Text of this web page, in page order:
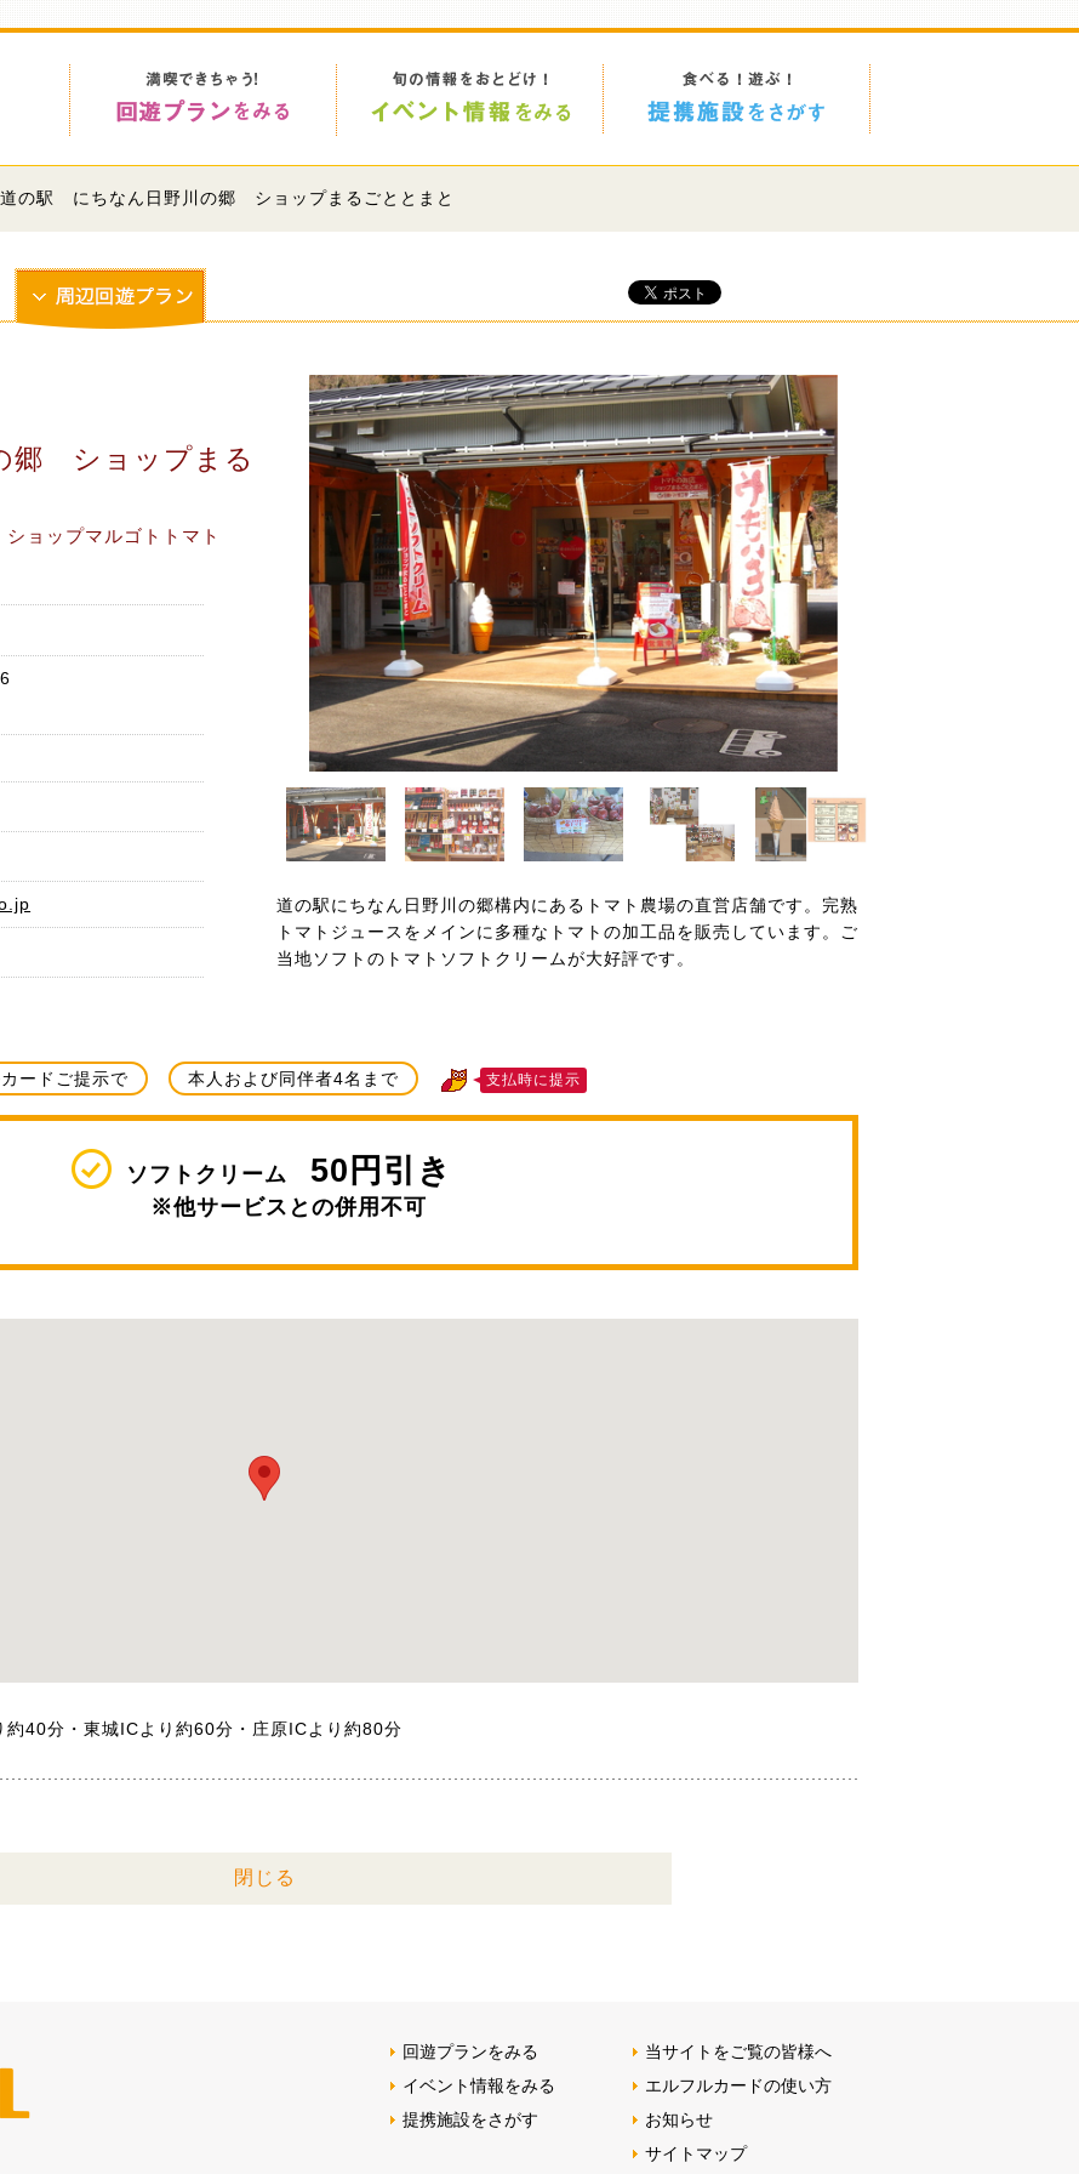
の駅 にちなん日野川の郷 ショップまるごととまと
郷 ショップまる
ョップマルゴトトマト
道の駅にちなん日野川の郷構内にあるトマト農場の直営店舗です。完熟
トマトジュースをメインに多種なトマトの加工品を販売しています。ご
当地ソフトのトマトソフトクリームが大好評です。
ードご提示で 本人および同伴者4名まで 支払時に提示
ソフトクリーム 50円引き
※他サービスとの併用不可
約40分・東城ICより約60分・庄原ICより約80分
閉じる
回遊プランをみる
イベント情報をみる
提携施設をさがす
当サイトをご覧の皆様へ
エルフルカードの使い方
お知らせ
サイトマップ